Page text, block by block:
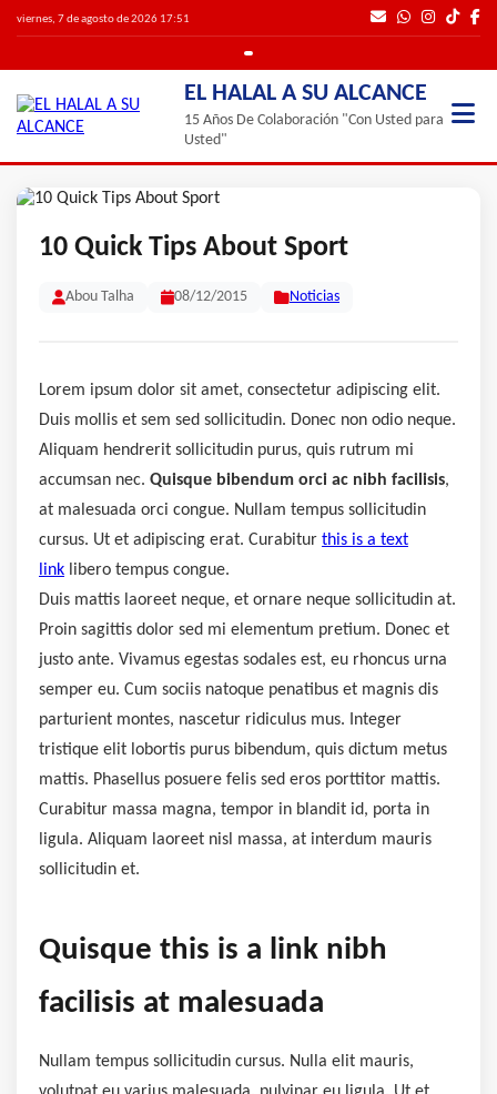
viernes, 7 de agosto de 2026 17:51
EL HALAL A SU ALCANCE
15 Años De Colaboración "Con Usted para
Usted"
10 Quick Tips About Sport
Abou Talha 08/12/2015 Noticias
Lorem ipsum dolor sit amet, consectetur adipiscing elit.
Duis mollis et sem sed sollicitudin. Donec non odio neque.
Aliquam hendrerit sollicitudin purus, quis rutrum mi
accumsan nec. Quisque bibendum orci ac nibh facilisis,
at malesuada orci congue. Nullam tempus sollicitudin
cursus. Ut et adipiscing erat. Curabitur this is a text
link libero tempus congue.
Duis mattis laoreet neque, et ornare neque sollicitudin at.
Proin sagittis dolor sed mi elementum pretium. Donec et
justo ante. Vivamus egestas sodales est, eu rhoncus urna
semper eu. Cum sociis natoque penatibus et magnis dis
parturient montes, nascetur ridiculus mus. Integer
tristique elit lobortis purus bibendum, quis dictum metus
mattis. Phasellus posuere felis sed eros porttitor mattis.
Curabitur massa magna, tempor in blandit id, porta in
ligula. Aliquam laoreet nisl massa, at interdum mauris
sollicitudin et.
Quisque this is a link nibh
facilisis at malesuada
Nullam tempus sollicitudin cursus. Nulla elit mauris,